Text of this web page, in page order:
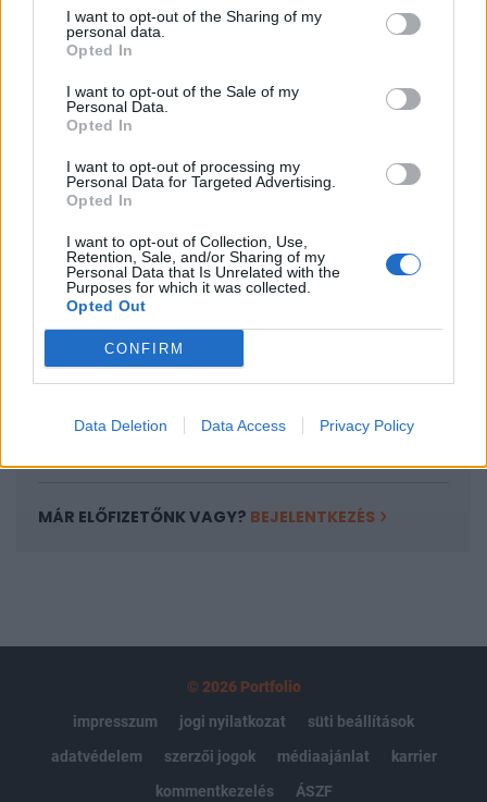
I want to opt-out of the Sharing of my
personal data.
Opted In
I want to opt-out of the Sale of my
Personal Data.
Opted In
I want to opt-out of processing my
Personal Data for Targeted Advertising.
Opted In
I want to opt-out of Collection, Use,
Retention, Sale, and/or Sharing of my
Personal Data that Is Unrelated with the
Purposes for which it was collected.
Opted Out
CONFIRM
Data Deletion Data Access Privacy Policy
lenéznek a befektetők. A Morgan Stanley szerint a
forint után ők lehetnek a nagy nyertesek.
SIGNATURE PRO-VAL EZT A CIKKET IS EL
TUDNÁD OLVASNI!
Ez a cikk folytatódik, de csak Portfolio Signature
szolgáltatás havi díja2 990forint. A hozzáférés egy
évre is megvásárolható, amelynek díja29 845 forint
az éves előfizetés keretében tehát 10 havi díjért
cserébe 12 havi szolgáltatást kapnak olvasóink.
További információ és csatlakozás az alábbi gombra
kattintva!
Signature előfizetés
MÁR ELŐFIZETŐNK VAGY? BEJELENTKEZÉS
© 2026 Portfolio
impresszum
jogi nyilatkozat
süti beállítások
adatvédelem
szerzői jogok médiaajánlat
karrier
kommentkezelés
ÁSZF